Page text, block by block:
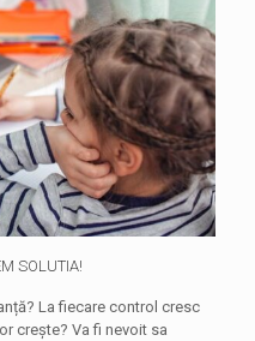
SOLUTIA!
La fiecare control cresc
crește? Va fi nevoit sa